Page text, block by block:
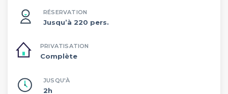
RÉSERVATION
Jusqu’à 220 pers.
PRIVATISATION
Complète
JUSQU'À
2h